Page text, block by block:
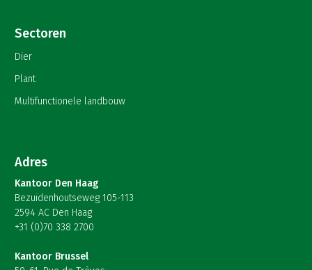
Sectoren
Dier
Plant
Multifunctionele landbouw
Adres
Kantoor Den Haag
Bezuidenhoutseweg 105-113
2594 AC Den Haag
+31 (0)70 338 2700
Kantoor Brussel